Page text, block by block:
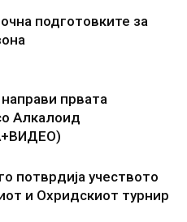
подготовките за
направи првата
Алкалоид
потврдија учеството
и Охридскиот турнир